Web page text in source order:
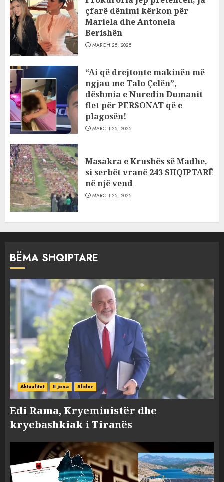
çfarë dënimi kërkon për
Mariela dhe Antonela
Berishën
MARCH 25, 2025
“Ai që drejtonte makinën më
ngjau me Talo Çelën”,
dëshmia e Nuredin Dumanit
flet për PERSONAT që e
plagosën!
MARCH 25, 2025
Masakra e Krushës së Madhe,
si serbët vranë 243 SHQIPTARË
në një vend
MARCH 25, 2025
BËMA SHQIPTARE
Aktualitet E jona Slider
Edi Rama, Kryeministër dhe
kryebashkiak i Tiranës